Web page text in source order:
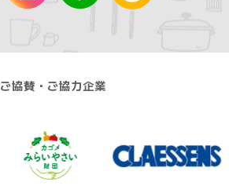
ご協賛・ご協力企業